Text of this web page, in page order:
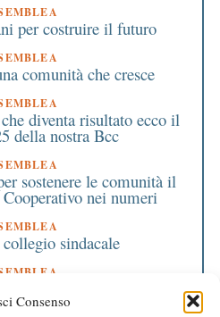
Consenso
per costruire il futuro
comunità che cresce
diventa risultato ecco il
della nostra Bcc
sostenere le comunità il
nei numeri
sindacale
e 2 milioni
al territorio